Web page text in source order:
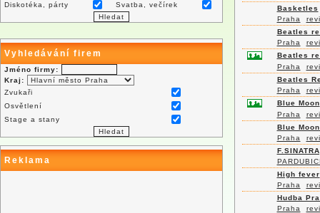
Diskotéka, párty
Svatba, večírek
Vyhledávání firem
Jméno firmy:
Kraj:
Zvukaři
Osvětlení
Stage a stany
Reklama
Basketles
Praha
Beatles
Praha
Beatles
Praha
Beatles
Praha
Blue Moon
Praha
Blue
Praha
High fever
Praha
Hudba
Praha